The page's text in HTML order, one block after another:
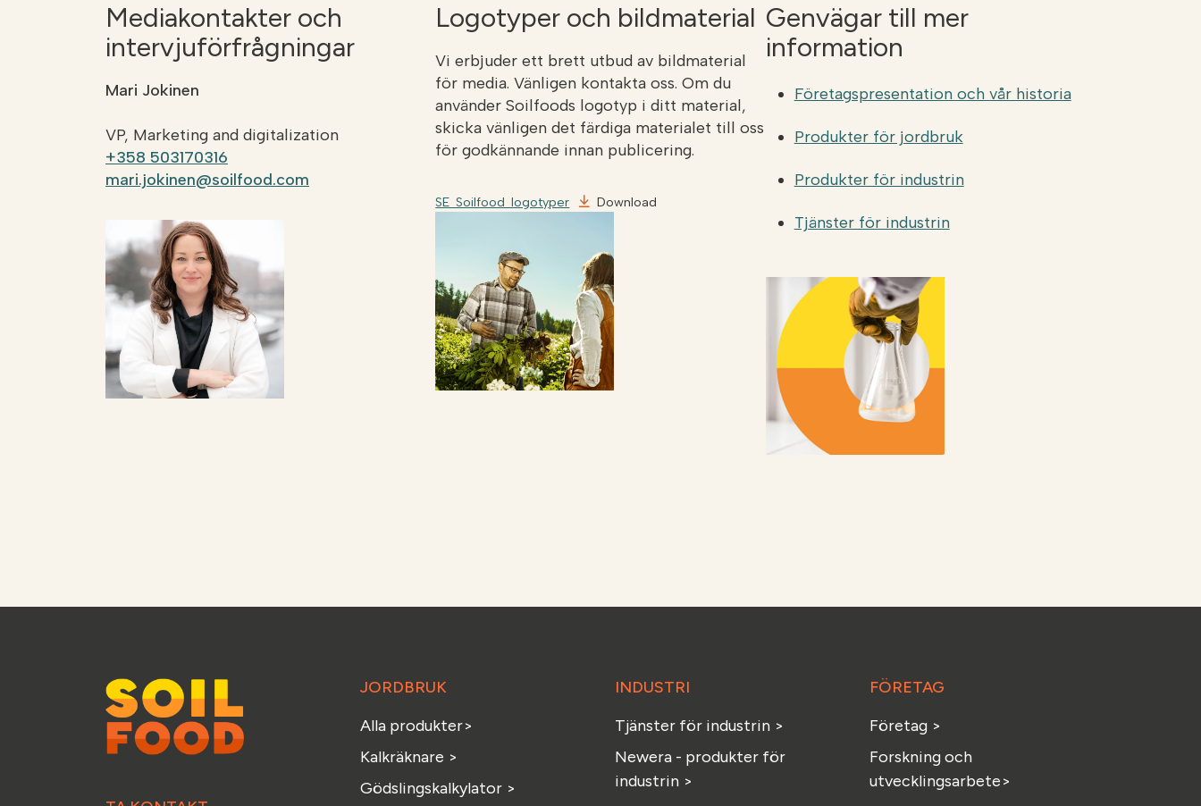
Mediakontakter och
intervjuförfrågningar
Mari Jokinen
VP, Marketing and digitalization
+358 503170316
mari.jokinen@soilfood.com
Logotyper och bildmaterial
Vi erbjuder ett brett utbud av bildmaterial
för media. Vänligen kontakta oss. Om du
använder Soilfoods logotyp i ditt material,
skicka vänligen det färdiga materialet till oss
för godkännande innan publicering.
SE_Soilfood_logotyper Download
Genvägar till mer
information
Företagspresentation och vår historia
Produkter för jordbruk
Produkter för industrin
Tjänster för industrin
JORDBRUK
Alla produkter>
Kalkräknare >
Gödslingskalkylator >
INDUSTRI
Tjänster för industrin >
Newera - produkter för
industrin >
FÖRETAG
Företag >
Forskning och
utvecklingsarbete>